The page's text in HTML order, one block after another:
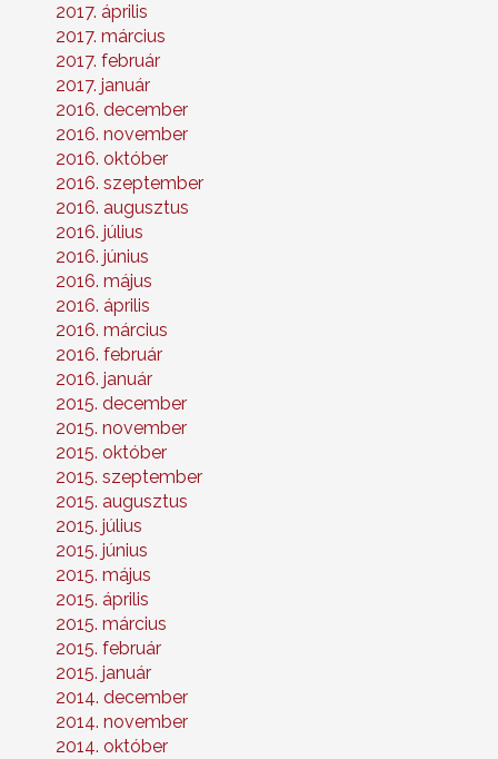
2017. április
2017. március
2017. február
2017. január
2016. december
2016. november
2016. október
2016. szeptember
2016. augusztus
2016. július
2016. június
2016. május
2016. április
2016. március
2016. február
2016. január
2015. december
2015. november
2015. október
2015. szeptember
2015. augusztus
2015. július
2015. június
2015. május
2015. április
2015. március
2015. február
2015. január
2014. december
2014. november
2014. október